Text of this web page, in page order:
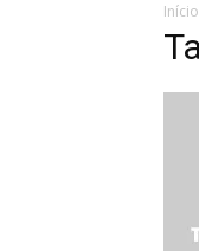
Início